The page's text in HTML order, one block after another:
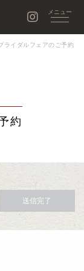
ライダルフェアのご予約
約
送信完了